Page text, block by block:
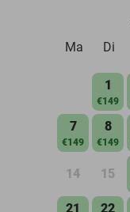
Ma
Di
1
€149
7
€149
8
€149
14 15
21 22